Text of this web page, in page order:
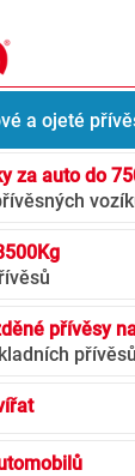
a ojeté
za auto do
přívěsy
přívěsů